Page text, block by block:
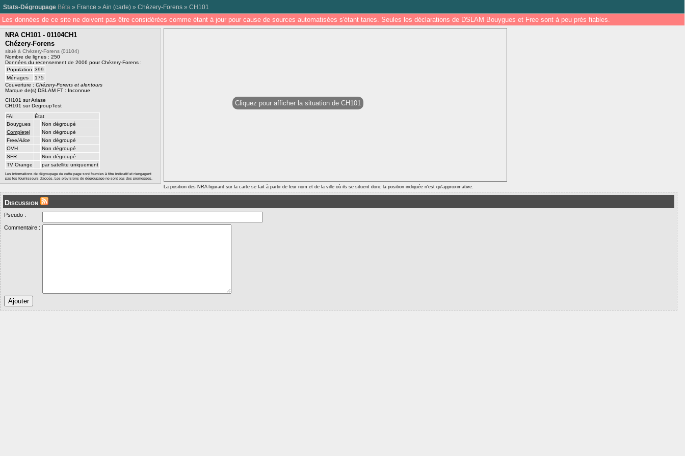
Stats-Dégroupage Bêta » France » Ain (carte) » Chézery-Forens » CH101
Les données de ce site ne doivent pas être considérées comme étant à jour pour cause de sources automatisées s'étant taries. Seules les déclarations de DSLAM Bouygues et Free sont à peu près fiables.
NRA CH101 - 01104CH1
Chézery-Forens
situé à Chézery-Forens (01104)
Nombre de lignes : 250
Données du recensement de 2006 pour Chézery-Forens :
Population 399
Ménages
175
Couverture : Chézery-Forens et alentours
Marque de(s) DSLAM FT : Inconnue
CH101 sur Ariase
CH101 sur DegroupTest
FAI
État
Bouygues
Non dégroupé
Completel
Non dégroupé
Free/Alice
Non dégroupé
OVH
Non dégroupé
SFR
Non dégroupé
TV Orange
par satellite uniquement
Les informations de dégroupage de cette page sont fournies à titre indicatif et n'engagent
pas les fournisseurs d'accès. Les prévisions de dégroupage ne sont pas des promesses.
Cliquez pour afficher la situation de CH101
La position des NRA figurant sur la carte se fait à partir de leur nom et de la ville où ils se situent donc la position indiquée n'est qu'approximative.
Discussion
Pseudo :
Commentaire :